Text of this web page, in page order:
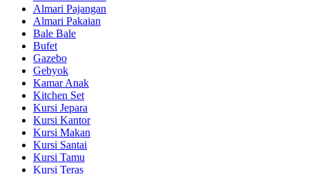
Almari Pajangan
Almari Pakaian
Bale Bale
Bufet
Gazebo
Gebyok
Kamar Anak
Kitchen Set
Kursi Jepara
Kursi Kantor
Kursi Makan
Kursi Santai
Kursi Tamu
Kursi Teras